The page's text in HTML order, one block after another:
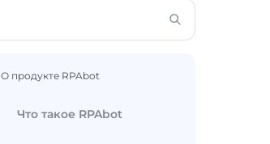
О продукте RPAbot
Что такое RPAbot